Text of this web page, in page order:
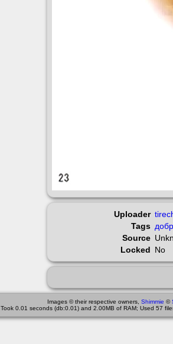
Uploader
Tags
Source
Locked No
Images © their respective owners, Shimmie ©
Took 0.01 seconds (db:0.01) and 2.00MB of RAM; Used 57